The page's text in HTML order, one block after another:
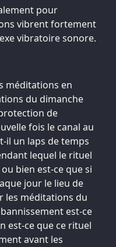
pour
vibrent fortement
vibratoire sonore.
méditations en
du dimanche
de
fois le canal au
il un laps de temps
lequel le rituel
bien est-ce que si
jour le lieu de
les méditations du
est-ce
est-ce que ce rituel
avant les